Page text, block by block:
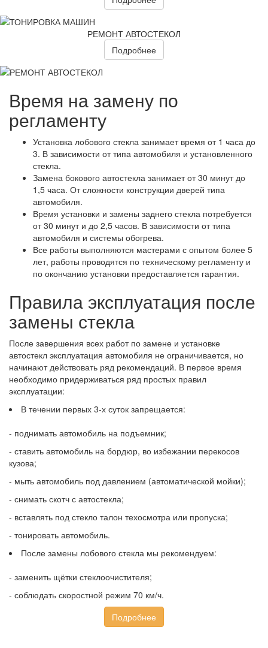
РЕМОНТ АВТОСТЕКОЛ
Подробнее
Время на замену по
регламенту
Установка лобового стекла занимает время от 1 часа до
3. В зависимости от типа автомобиля и установленного
стекла.
Замена бокового автостекла занимает от 30 минут до
1,5 часа. От сложности конструкции дверей типа
автомобиля.
Время установки и замены заднего стекла потребуется
от 30 минут и до 2,5 часов. В зависимости от типа
автомобиля и системы обогрева.
Все работы выполняются мастерами с опытом более 5
лет, работы проводятся по техническому регламенту и
по окончанию установки предоставляется гарантия.
Правила эксплуатация после
замены стекла
После завершения всех работ по замене и установке
автостекл эксплуатация автомобиля не ограничивается, но
начинают действовать ряд рекомендаций. В первое время
необходимо придерживаться ряд простых правил
эксплуатации:
В течении первых 3-х суток запрещается:
- поднимать автомобиль на подъемник;
- ставить автомобиль на бордюр, во избежании перекосов
кузова;
- мыть автомобиль под давлением (автоматической мойки);
- снимать скотч с автостекла;
- вставлять под стекло талон техосмотра или пропуска;
- тонировать автомобиль.
После замены лобового стекла мы рекомендуем:
- заменить щётки стеклоочистителя;
- соблюдать скоростной режим 70 км/ч.
Подробнее